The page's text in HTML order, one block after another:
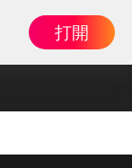
打開